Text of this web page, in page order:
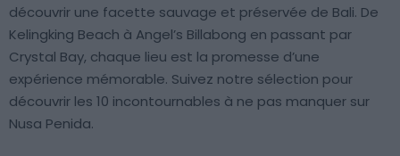
découvrir une facette sauvage et préservée de Bali. De
Kelingking Beach à Angel’s Billabong en passant par
Crystal Bay, chaque lieu est la promesse d’une
expérience mémorable. Suivez notre sélection pour
découvrir les 10 incontournables à ne pas manquer sur
Nusa Penida.